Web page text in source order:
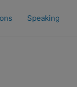
Speaking